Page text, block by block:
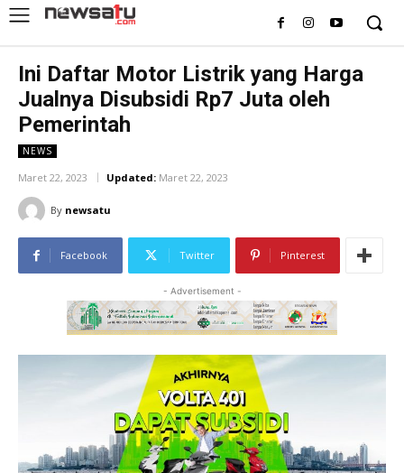
Ini Daftar Motor Listrik yang Harga
Jualnya Disubsidi Rp7 Juta oleh
Pemerintah
NEWS
Maret 22, 2023 Updated: Maret 22, 2023
By newsatu
Facebook Twitter Pinterest
- Advertisement -